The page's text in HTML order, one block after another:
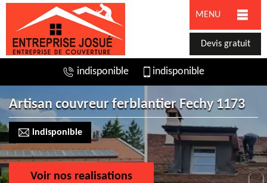
MENU
Devis gratuit
indisponible indisponible
Artisan couvreur ferblantier Fechy 1173
indisponible
Voir nos realisations